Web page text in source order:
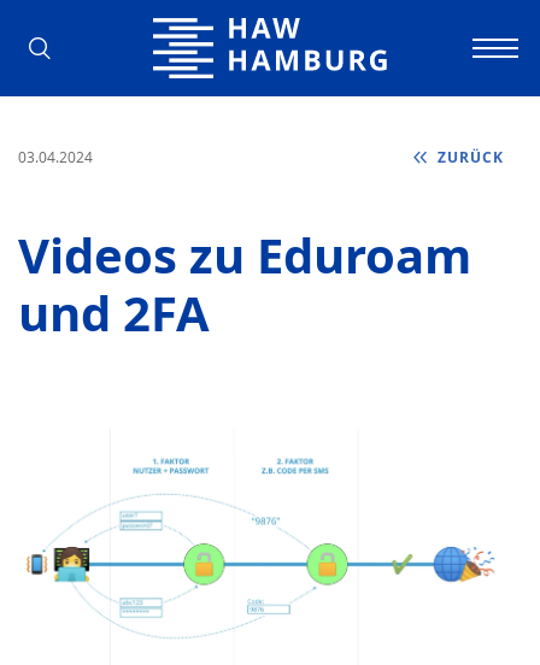
Hochschule für Angewandte
03.04.2024 ZURÜCK
Videos zu Eduroam
und 2FA